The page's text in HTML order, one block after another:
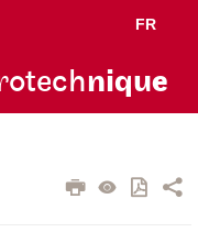
FR
otechnique